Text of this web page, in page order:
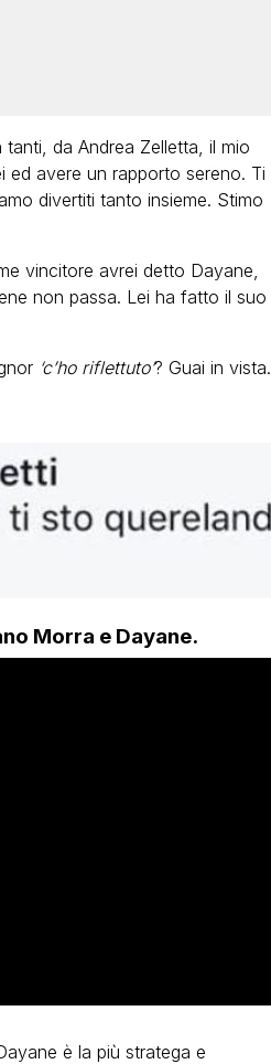
da Andrea Zelletta, il mio
avere un rapporto sereno. Ti
divertiti tanto insieme. Stimo
vincitore avrei detto Dayane,
non passa. Lei ha fatto il suo
‘c’ho riflettuto’? Guai in vista.
Morra e Dayane.
è la più stratega e